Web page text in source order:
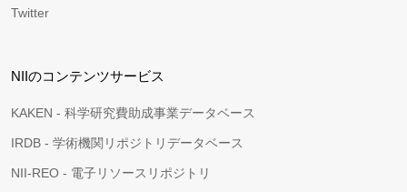
Twitter
NIIのコンテンツサービス
KAKEN - 科学研究費助成事業データベース
IRDB - 学術機関リポジトリデータベース
NII-REO - 電子リソースリポジトリ